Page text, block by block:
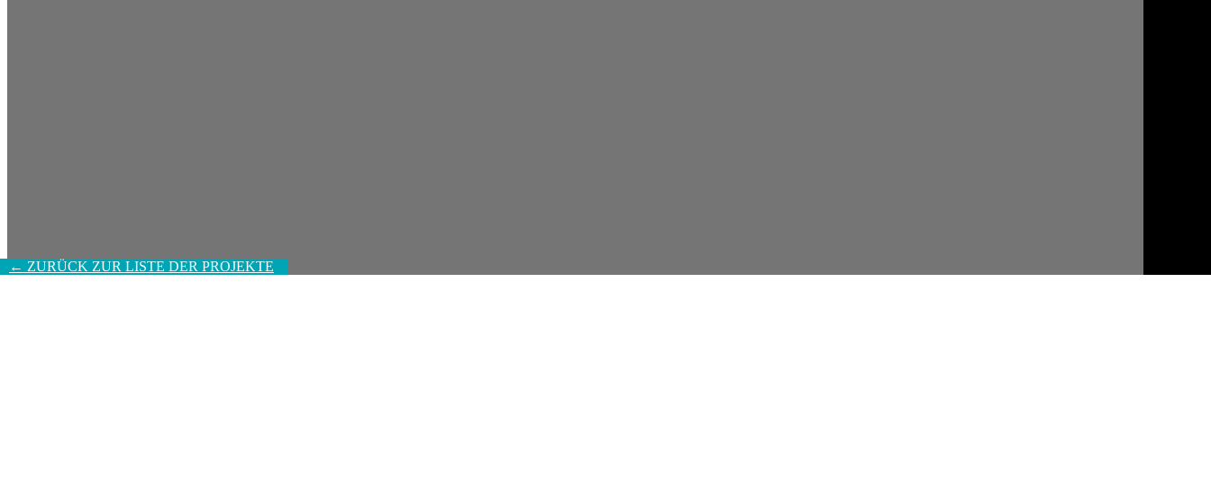
← ZURÜCK ZUR LISTE DER PROJEKTE
← ZURÜCK ZUR LISTE DER PROJEKTE